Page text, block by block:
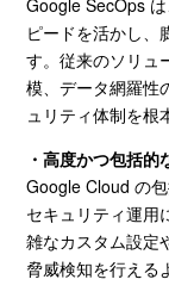
ピードを活かし、
す。従来のソリュ
模、データ網羅性
ュリティ体制を根
・高度かつ包括
Google Cloud の
セキュリティ運用
雑なカスタム設定
脅威検知を行える